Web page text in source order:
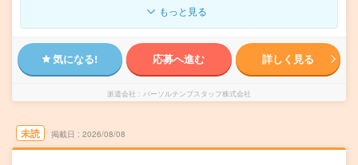
もっと見る
気になる! 応募へ進む 詳しく見る
派遣会社 パーソルテンプスタッフ株式会社
未読 掲載日 2026/08/08